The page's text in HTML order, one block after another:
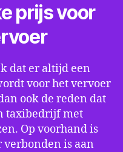
prijs voor
dat er altijd een
voor het vervoer
ook de reden dat
taxibedrijf met
Op voorhand is
is aan